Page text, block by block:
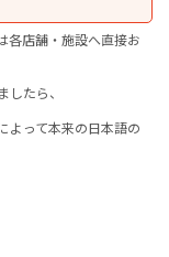
各店舗・施設へ直接お
たら、
よって本来の日本語の